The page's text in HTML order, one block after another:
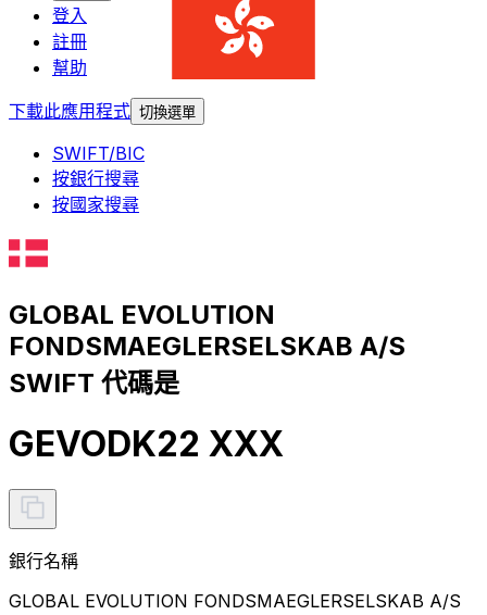
登入
註冊
幫助
下載此應用程式 切換選單
SWIFT/BIC
按銀行搜尋
按國家搜尋
GLOBAL EVOLUTION
FONDSMAEGLERSELSKAB A/S
SWIFT 代碼是
GEVODK22 XXX
銀行名稱
GLOBAL EVOLUTION FONDSMAEGLERSELSKAB A/S